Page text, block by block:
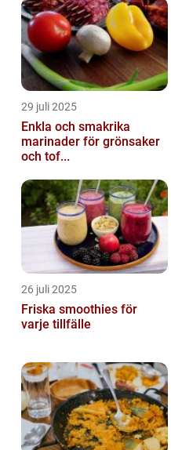
29 juli 2025
Enkla och smakrika
marinader för grönsaker
och tof...
26 juli 2025
Friska smoothies för
varje tillfälle